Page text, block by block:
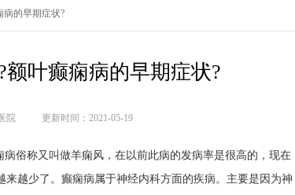
病的早期症状?
叶癫痫病的早期症状?
院 更新时间：2021-05-19
俗称又叫做羊痫风，在以前此病的发病率是很高的，现在
越少了。癫痫病属于神经内科方面的疾病。主要是因为神